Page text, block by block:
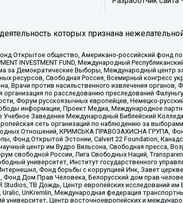
которых признана
Открытое общество, Американо-российский фонд
INVESTMENT FUND, Международный
за Демократические Выборы, Международный центр
Свободная Россия, Всемирный конгресс
против насильственного извлечения органов,
по расследованию преследований
Форум русскоязычных европейцев, Немецко-
информации, Проект Медиа, Международное
Заведение Международный Библейский
сеть организаций по наблюдению за
Отношений, КРИМСЬКА ПРАВОЗАХИСНА ГРУПА,
Фонд Открытой Эстонии, Calvert 22 Foundation,
центр им Вудро Вильсона, Свободная пресса,
свободной России, Лига Свободных Наций,
университет, Институт государственного
Фонд борьбы с коррупцией Инк, Завет
Фонд Дом Прав Человека, Белорусский дом прав
ТВ Дождь, Центр европейских исследований
UnKremlin, Международная федерация
университет, Центр восточноевропейских и